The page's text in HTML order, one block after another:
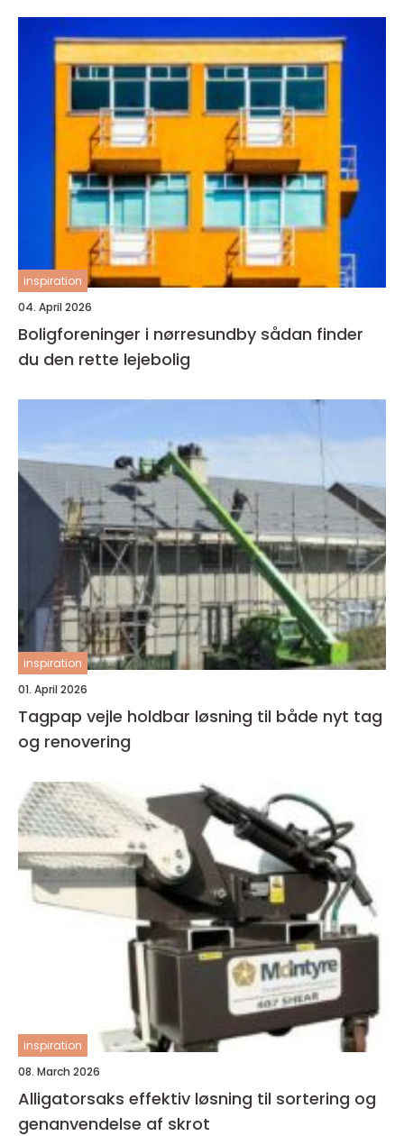
inspiration
04. April 2026
Boligforeninger i nørresundby sådan finder
du den rette lejebolig
inspiration
01. April 2026
Tagpap vejle holdbar løsning til både nyt tag
og renovering
inspiration
08. March 2026
Alligatorsaks effektiv løsning til sortering og
genanvendelse af skrot